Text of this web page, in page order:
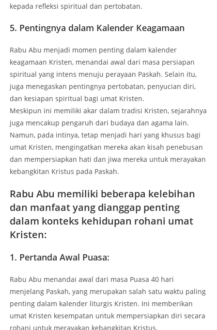
kepada refleksi spiritual dan pertobatan.
5. Pentingnya dalam Kalender Keagamaan
Rabu Abu menjadi momen penting dalam kalender
keagamaan Kristen, menandai awal dari masa persiapan
spiritual yang intens menuju perayaan Paskah. Selain itu,
juga menegaskan pentingnya pertobatan, penyucian diri,
dan kesiapan spiritual bagi umat Kristen.
Meskipun ini memiliki akar dalam tradisi Kristen, sejarahnya
juga mencakup pengaruh dari budaya dan agama lain.
Namun, pada intinya, tetap menjadi hari yang khusus bagi
umat Kristen, mengingatkan mereka akan kisah penebusan
dan mempersiapkan hati dan jiwa mereka untuk merayakan
kebangkitan Kristus pada Paskah.
Rabu Abu memiliki beberapa kelebihan
dan manfaat yang dianggap penting
dalam konteks kehidupan rohani umat
Kristen:
1. Pertanda Awal Puasa:
Rabu Abu menandai awal dari masa Puasa 40 hari
menjelang Paskah, yang merupakan salah satu waktu paling
penting dalam kalender liturgis Kristen. Ini memberikan
umat Kristen kesempatan untuk mempersiapkan diri secara
rohani untuk merayakan kebangkitan Kristus.